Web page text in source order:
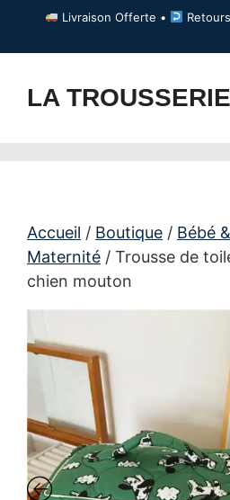
Livraison Offerte •
LA TROUSSERIE
Accueil / Boutique / Bébé &
Maternité / Trousse de
chien mouton